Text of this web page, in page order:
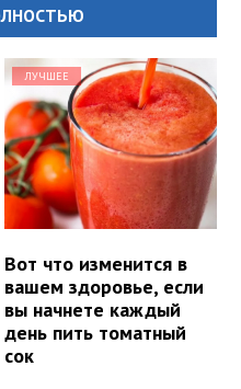
ЛУЧШЕЕ
Вот что изменится в
вашем здоровье, если
вы начнете каждый
день пить томатный
сок